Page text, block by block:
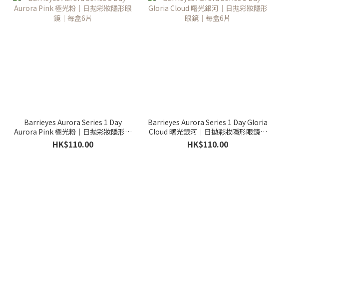
Barrieyes Aurora Series 1 Day
Aurora Pink 極光粉｜日拋彩妝隱形眼
鏡｜每盒6片
HK$110.00
Barrieyes Aurora Series 1 Day Gloria
Cloud 曙光銀河｜日拋彩妝隱形眼鏡｜
每盒6片
HK$110.00